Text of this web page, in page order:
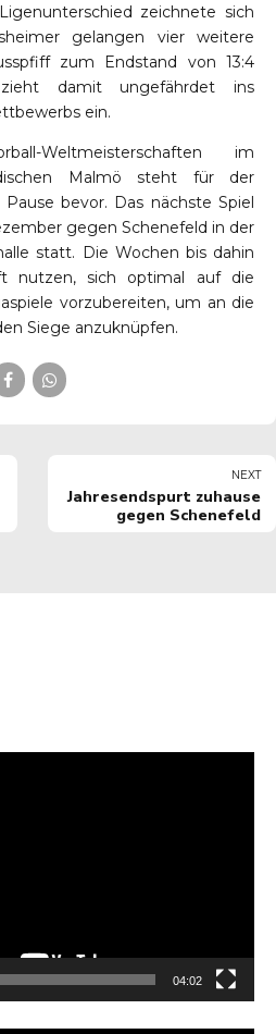
zeichnete sich
gelangen vier weitere
zum Endstand von 13:4
damit ungefährdet ins
ein.
Weltmeisterschaften im
Malmö steht für der
bevor. Das nächste Spiel
gegen Schenefeld in der
statt. Die Wochen bis dahin
nutzen, sich optimal auf die
vorzubereiten, um an die
Siege anzuknüpfen.
NEXT
Jahresendspurt zuhause
gegen Schenefeld
04:02